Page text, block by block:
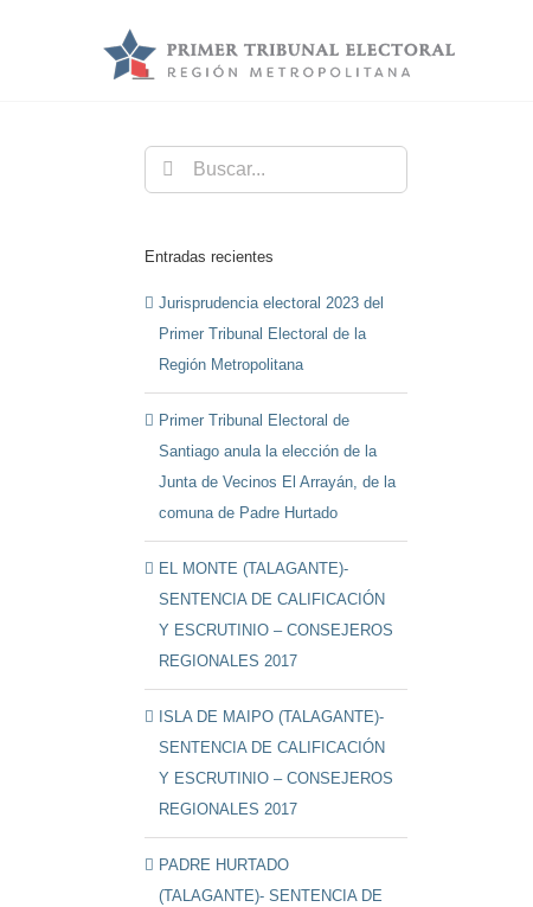
Buscar:
Entradas recientes
Jurisprudencia electoral 2023 del
Primer Tribunal Electoral de la
Región Metropolitana
Primer Tribunal Electoral de
Santiago anula la elección de la
Junta de Vecinos El Arrayán, de la
comuna de Padre Hurtado
EL MONTE (TALAGANTE)-
SENTENCIA DE CALIFICACIÓN
Y ESCRUTINIO – CONSEJEROS
REGIONALES 2017
ISLA DE MAIPO (TALAGANTE)-
SENTENCIA DE CALIFICACIÓN
Y ESCRUTINIO – CONSEJEROS
REGIONALES 2017
PADRE HURTADO
(TALAGANTE)- SENTENCIA DE